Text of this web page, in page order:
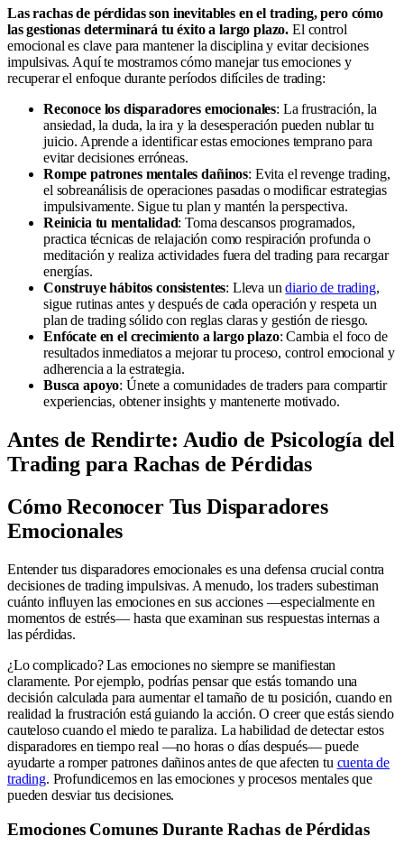
Las rachas de pérdidas son inevitables en el trading, pero cómo
las gestionas determinará tu éxito a largo plazo. El control
emocional es clave para mantener la disciplina y evitar decisiones
impulsivas. Aquí te mostramos cómo manejar tus emociones y
recuperar el enfoque durante períodos difíciles de trading:
Reconoce los disparadores emocionales: La frustración, la
ansiedad, la duda, la ira y la desesperación pueden nublar tu
juicio. Aprende a identificar estas emociones temprano para
evitar decisiones erróneas.
Rompe patrones mentales dañinos: Evita el revenge trading,
el sobreanálisis de operaciones pasadas o modificar estrategias
impulsivamente. Sigue tu plan y mantén la perspectiva.
Reinicia tu mentalidad: Toma descansos programados,
practica técnicas de relajación como respiración profunda o
meditación y realiza actividades fuera del trading para recargar
energías.
Construye hábitos consistentes: Lleva undiario de trading,
sigue rutinas antes y después de cada operación y respeta un
plan de trading sólido con reglas claras y gestión de riesgo.
Enfócate en el crecimiento a largo plazo: Cambia el foco de
resultados inmediatos a mejorar tu proceso, control emocional y
adherencia a la estrategia.
Busca apoyo: Únete a comunidades de traders para compartir
experiencias, obtener insights y mantenerte motivado.
Antes de Rendirte: Audio de Psicología del
Trading para Rachas de Pérdidas
Cómo Reconocer Tus Disparadores
Emocionales
Entender tus disparadores emocionales es una defensa crucial contra
decisiones de trading impulsivas. A menudo, los traders subestiman
cuánto influyen las emociones en sus acciones —especialmente en
momentos de estrés— hasta que examinan sus respuestas internas a
las pérdidas.
¿Lo complicado? Las emociones no siempre se manifiestan
claramente. Por ejemplo, podrías pensar que estás tomando una
decisión calculada para aumentar el tamaño de tu posición, cuando en
realidad la frustración está guiando la acción. O creer que estás siendo
cauteloso cuando el miedo te paraliza. La habilidad de detectar estos
disparadores en tiempo real —no horas o días después— puede
ayudarte a romper patrones dañinos antes de que afecten tu cuenta de
trading. Profundicemos en las emociones y procesos mentales que
pueden desviar tus decisiones.
Emociones Comunes Durante Rachas de Pérdidas